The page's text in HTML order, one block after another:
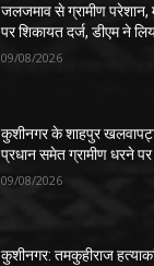
जलजमाव से ग्रामीण परेशान,
पर शिकायत दर्ज, डीएम ने
09/08/2026
कुशीनगर के शाहपुर
प्रधान समेत ग्रामीण धरने
09/08/2026
कुशीनगर: तमकुहीराज